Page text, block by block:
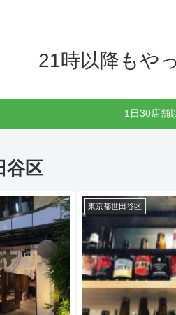
21時以降もや
1日30店舗
谷区
東京都世田谷区